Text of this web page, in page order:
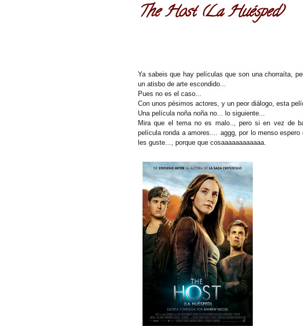
The Host (La Huésped)
Ya sabeis que hay películas que son una chorraíta,
un atisbo de arte escondido...
Pues no es el caso...
Con unos pésimos actores, y un peor diálogo, esta
Una película noña noña no... lo siguiente...
Mira que el tema no es malo.., pero si en vez de
película ronda a amores.... aggg, por lo menso espero
les guste..., porque que cosaaaaaaaaaaaa.